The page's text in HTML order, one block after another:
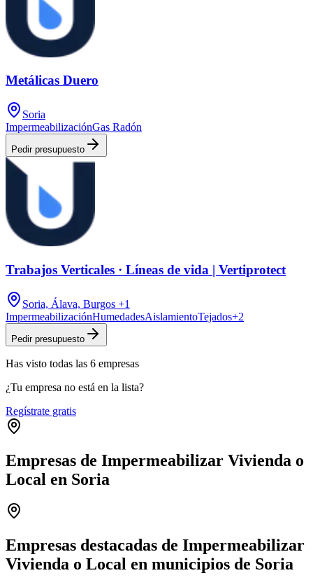
Metálicas Duero
Soria
ImpermeabilizaciónGas Radón
Pedir presupuesto
Trabajos Verticales · Líneas de vida | Vertiprotect
Soria, Álava, Burgos +1
ImpermeabilizaciónHumedadesAislamientoTejados+2
Pedir presupuesto
Has visto todas las 6 empresas
¿Tu empresa no está en la lista?
Regístrate gratis
Empresas de Impermeabilizar Vivienda o
Local en Soria
−
Empresas destacadas de Impermeabilizar
Vivienda o Local en municipios de Soria